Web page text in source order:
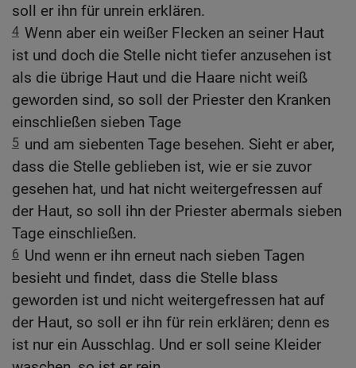
soll er ihn für unrein erklären.
4 Wenn aber ein weißer Flecken an seiner Haut
ist und doch die Stelle nicht tiefer anzusehen ist
als die übrige Haut und die Haare nicht weiß
geworden sind, so soll der Priester den Kranken
einschließen sieben Tage
5 und am siebenten Tage besehen. Sieht er aber,
dass die Stelle geblieben ist, wie er sie zuvor
gesehen hat, und hat nicht weitergefressen auf
der Haut, so soll ihn der Priester abermals sieben
Tage einschließen.
6 Und wenn er ihn erneut nach sieben Tagen
besieht und findet, dass die Stelle blass
geworden ist und nicht weitergefressen hat auf
der Haut, so soll er ihn für rein erklären; denn es
ist nur ein Ausschlag. Und er soll seine Kleider